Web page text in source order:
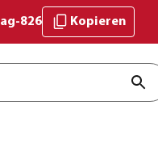
826 Kopieren